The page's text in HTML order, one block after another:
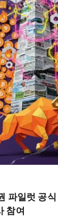
파일럿 공
참여